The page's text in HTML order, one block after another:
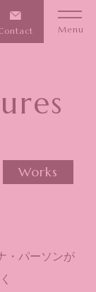
Menu
Works
・パーソンが